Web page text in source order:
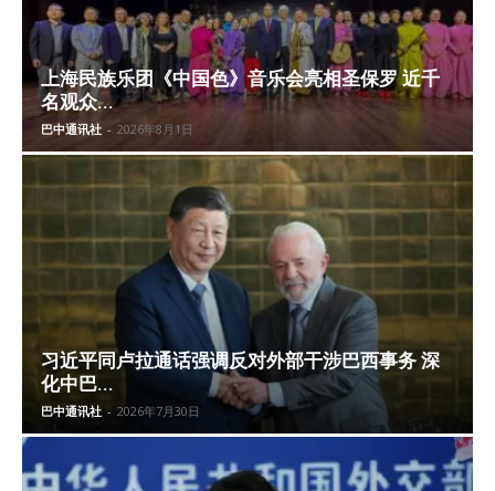
上海民族乐团《中国色》音乐会亮相圣保罗 近千
名观众...
巴中通讯社 - 2026年8月1日
习近平同卢拉通话强调反对外部干涉巴西事务 深
化中巴...
巴中通讯社 - 2026年7月30日